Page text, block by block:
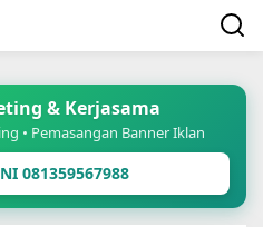
& Kerjasama
• Pemasangan Banner Iklan
081359567988